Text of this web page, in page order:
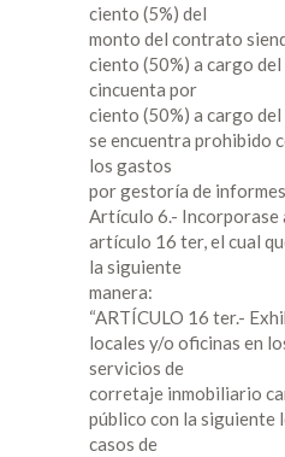
ciento (5%) del
monto del contrato
ciento (50%) a cargo
cincuenta por
ciento (50%) a cargo
se encuentra prohibido
los gastos
por gestoría de
Artículo 6.- Incorporase
artículo 16 ter, el cual
la siguiente
manera:
“ARTÍCULO 16 ter.-
locales y/o oficinas en
servicios de
corretaje inmobiliario
público con la siguiente
casos de